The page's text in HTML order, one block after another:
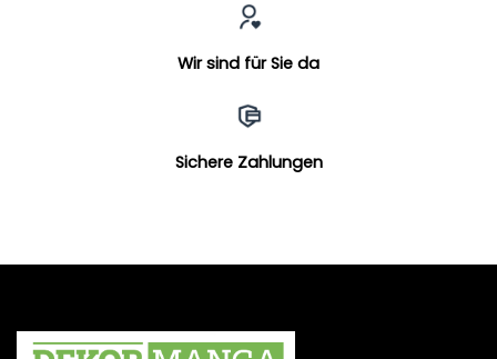
Wir sind für Sie da
Sichere Zahlungen